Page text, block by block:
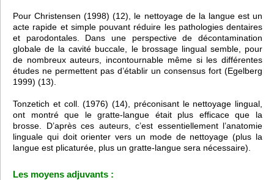
Pour Christensen (1998) (12), le nettoyage de la langue est un
acte rapide et simple pouvant réduire les pathologies dentaires
et parodontales. Dans une perspective de décontamination
globale de la cavité buccale, le brossage lingual semble, pour
de nombreux auteurs, incontournable même si les différentes
études ne permettent pas d’établir un consensus fort (Egelberg
1999) (13).
Tonzetich et coll. (1976) (14), préconisant le nettoyage lingual,
ont montré que le gratte-langue était plus efficace que la
brosse. D’après ces auteurs, c’est essentiellement l’anatomie
linguale qui doit orienter vers un mode de nettoyage (plus la
langue est plicaturée, plus un gratte-langue sera nécessaire).
Les moyens adjuvants :